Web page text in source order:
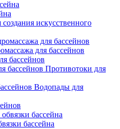
искусственного
для бассейнов
для бассейнов
бассейнов
Противотоки для
Водопады для
бассейна